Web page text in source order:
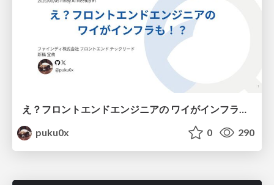
え？フロントエンドエンジニアの ワイがインフラも！？
puku0x
0 290